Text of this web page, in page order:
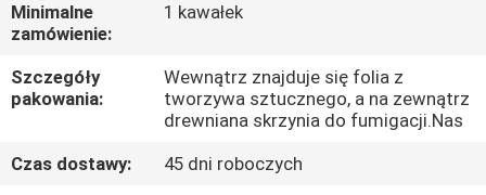
KONTROLA
JAKOŚCI
SKONTAKTUJ
Minimalne
zamówienie:
1 kawałek
Szczegóły
pakowania:
Wewnątrz znajduje się folia z
tworzywa sztucznego, a na zewnątrz
drewniana skrzynia do fumigacji.Nas
Czas dostawy:
45 dni roboczych